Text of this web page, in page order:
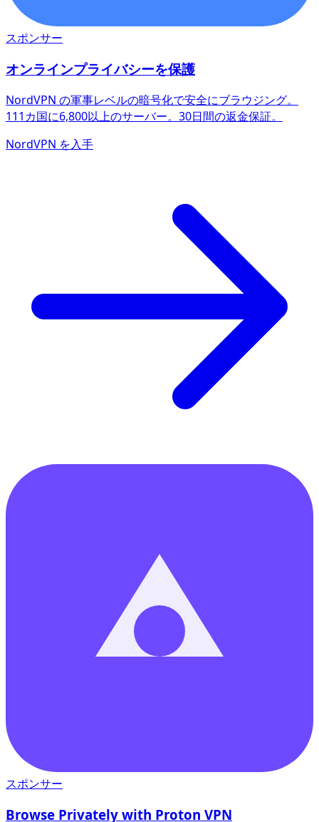
スポンサー
オンラインプライバシーを保護
NordVPN の軍事レベルの暗号化で安全にブラウジング。
111カ国に6,800以上のサーバー。30日間の返金保証。
NordVPN を入手
スポンサー
Browse Privately with Proton VPN